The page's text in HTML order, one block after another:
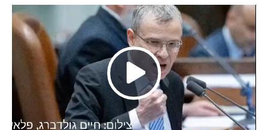
Play